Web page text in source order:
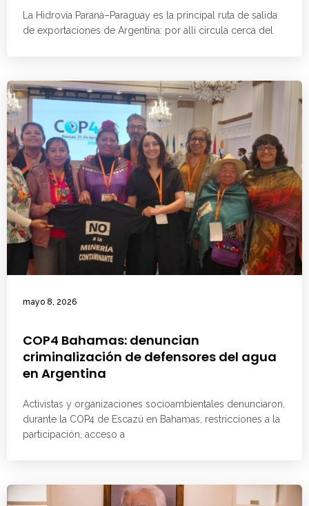
La Hidrovía Paraná–Paraguay es la principal ruta de salida
de exportaciones de Argentina: por allí circula cerca del
mayo 8, 2026
COP4 Bahamas: denuncian
criminalización de defensores del agua
en Argentina
Activistas y organizaciones socioambientales denunciaron,
durante la COP4 de Escazú en Bahamas, restricciones a la
participación, acceso a